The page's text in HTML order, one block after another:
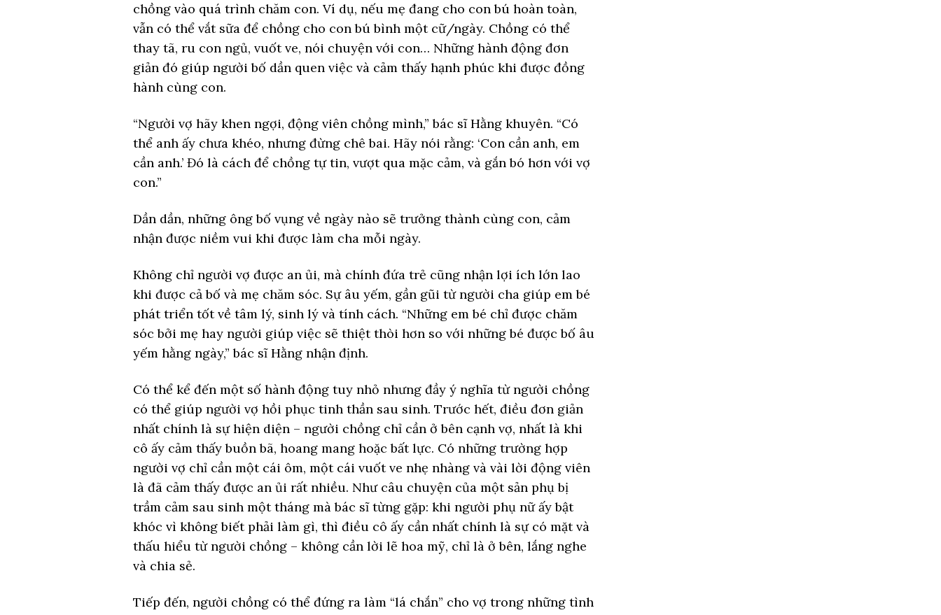
chồng vào quá trình chăm con. Ví dụ, nếu mẹ đang cho con bú hoàn toàn,
vẫn có thể vắt sữa để chồng cho con bú bình một cữ/ngày. Chồng có thể
thay tã, ru con ngủ, vuốt ve, nói chuyện với con… Những hành động đơn
giản đó giúp người bố dần quen việc và cảm thấy hạnh phúc khi được đồng
hành cùng con.
“Người vợ hãy khen ngợi, động viên chồng mình,” bác sĩ Hằng khuyên. “Có
thể anh ấy chưa khéo, nhưng đừng chê bai. Hãy nói rằng: ‘Con cần anh, em
cần anh.’ Đó là cách để chồng tự tin, vượt qua mặc cảm, và gắn bó hơn với vợ
con.”
Dần dần, những ông bố vụng về ngày nào sẽ trưởng thành cùng con, cảm
nhận được niềm vui khi được làm cha mỗi ngày.
Không chỉ người vợ được an ủi, mà chính đứa trẻ cũng nhận lợi ích lớn lao
khi được cả bố và mẹ chăm sóc. Sự âu yếm, gần gũi từ người cha giúp em bé
phát triển tốt về tâm lý, sinh lý và tính cách. “Những em bé chỉ được chăm
sóc bởi mẹ hay người giúp việc sẽ thiệt thòi hơn so với những bé được bố âu
yếm hằng ngày,” bác sĩ Hằng nhận định.
Có thể kể đến một số hành động tuy nhỏ nhưng đầy ý nghĩa từ người chồng
có thể giúp người vợ hồi phục tinh thần sau sinh. Trước hết, điều đơn giản
nhất chính là sự hiện diện – người chồng chỉ cần ở bên cạnh vợ, nhất là khi
cô ấy cảm thấy buồn bã, hoang mang hoặc bất lực. Có những trường hợp
người vợ chỉ cần một cái ôm, một cái vuốt ve nhẹ nhàng và vài lời động viên
là đã cảm thấy được an ủi rất nhiều. Như câu chuyện của một sản phụ bị
trầm cảm sau sinh một tháng mà bác sĩ từng gặp: khi người phụ nữ ấy bật
khóc vì không biết phải làm gì, thì điều cô ấy cần nhất chính là sự có mặt và
thấu hiểu từ người chồng – không cần lời lẽ hoa mỹ, chỉ là ở bên, lắng nghe
và chia sẻ.
Tiếp đến, người chồng có thể đứng ra làm “lá chắn” cho vợ trong những tình